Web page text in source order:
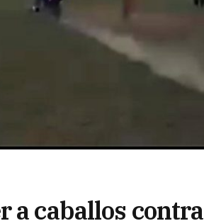
a caballos contra